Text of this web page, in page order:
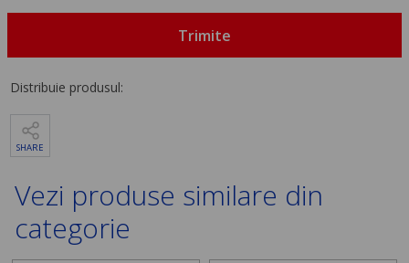
Trimite
Distribuie produsul:
SHARE
Vezi produse similare din
categorie